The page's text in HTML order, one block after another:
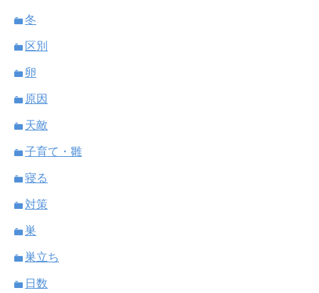
冬
区別
卵
原因
天敵
子育て・雛
寝る
対策
巣
巣立ち
日数